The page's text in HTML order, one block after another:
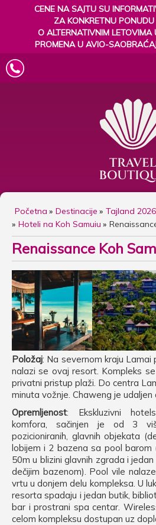
CENE NA SAJTU SU
ZA KONKRETNU PONUDU
O ALTERNATIVNIM LETOVIMA
PROMENA U AVIO-
Početna Destinacije
Tajland
Hoteli na Koh Samuiu
Renaissance Koh
Položaj: Na severnom kraju Lamai
nalazi se ovaj resort. Kompleks
privatni pristup plaži. Do centra
minuta vožnje. Chaweng je
Opremljenost: Ekskluzivni
komfora, sačinjen je od 3
pozicioniranih, glavnih objekata
lobijem i 2 bazena sa pool barom
50m u blizini glavnih zgrada i
dečijim bazenom). Pool vile
vrtu u donjem delu kompleksa. U
resorta spadaju i jedan butik,
bar i prostrani spa centar.
celom kompleksu dostupan uz